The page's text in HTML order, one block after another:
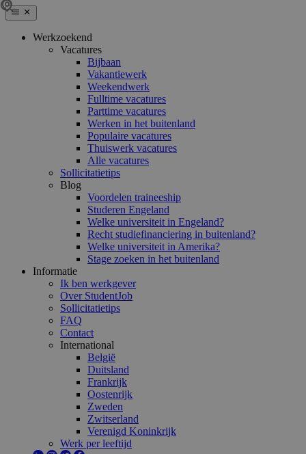
Werkzoekend
Vacatures
Bijbaan
Vakantiewerk
Weekendwerk
Fulltime vacatures
Parttime vacatures
Werken in het buitenland
Populaire vacatures
Thuiswerk vacatures
Alle vacatures
Sollicitatietips
Blog
Voordelen traineeship
Studeren Engeland
Welke universiteit in Engeland?
Recht studiefinanciering in buitenland?
Welke universiteit in Amerika?
Stage zoeken in het buitenland
Informatie
Ik ben werkgever
Over StudentJob
Sollicitatietips
FAQ
Contact
International
België
Duitsland
Frankrijk
Oostenrijk
Zweden
Zwitserland
Verenigd Koninkrijk
Werk per leeftijd